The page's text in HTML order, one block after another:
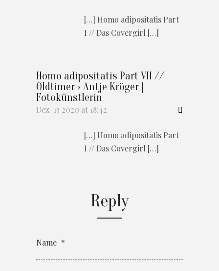
[…] Homo adipositatis Part
I // Das Covergirl […]
Homo adipositatis Part VII //
Oldtimer › Antje Kröger |
Fotokünstlerin
Dez. 13 2020 at 18:42
[…] Homo adipositatis Part
I // Das Covergirl […]
Reply
Name *